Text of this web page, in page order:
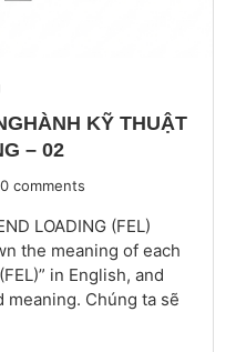
KỸ THUẬT
– 02
0 comments
LOADING (FEL)
the meaning of each
in English, and
Chúng ta sẽ